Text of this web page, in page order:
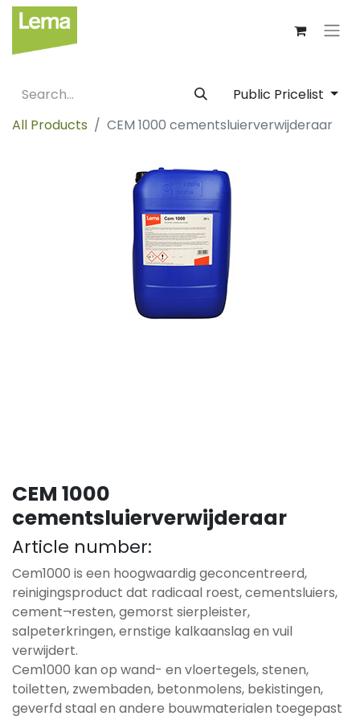
Public Pricelist
All Products
CEM 1000 cementsluierverwijderaar
CEM 1000
cementsluierverwijderaar
Article number:
Cem1000 is een hoogwaardig geconcentreerd,
reinigingsproduct dat radicaal roest, cementsluiers,
cement¬resten, gemorst sierpleister,
salpeterkringen, ernstige kalkaanslag en vuil
verwijdert.
Cem1000 kan op wand- en vloertegels, stenen,
toiletten, zwembaden, betonmolens, bekistingen,
geverfd staal en andere bouwmaterialen toegepast